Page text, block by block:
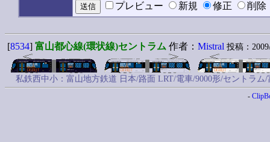
プレビュー
新規 修正 削
[8534] 富山都心線(環状線)セントラム 作者： Mistral 投稿：
私鉄西中小：富山地方鉄道 日本/路面 LRT/電車/9000形/セントラ
-